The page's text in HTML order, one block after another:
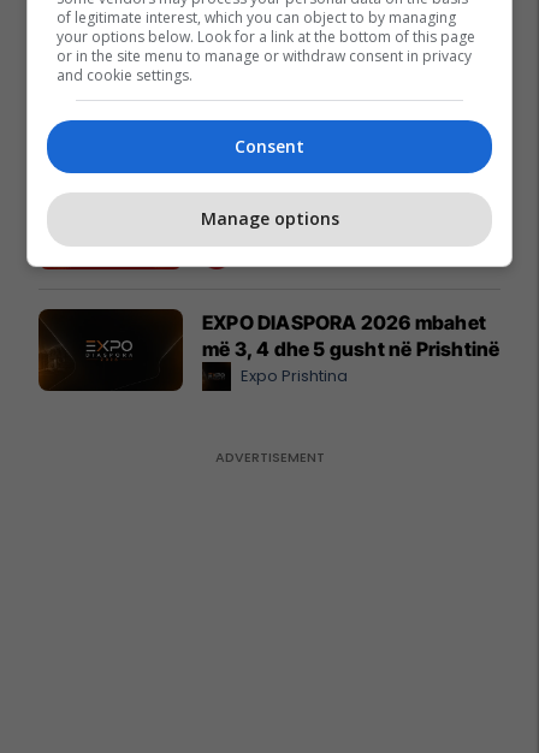
instant!Meridian
tuaja të preferuara Peugeot
IPKO vazhdon partneritetin me
Sunny Hill Festival 2026
EXPO DIASPORA 2026 mbahet
më 3, 4 dhe 5 gusht në Prishtinë
Expo Prishtina
of legitimate interest, which you can object to by managing
your options below. Look for a link at the bottom of this page
or in the site menu to manage or withdraw consent in privacy
and cookie settings.
Consent
Manage options